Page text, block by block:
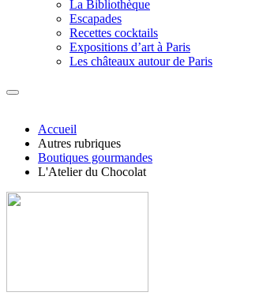
La Bibliothèque
Escapades
Recettes cocktails
Expositions d’art à Paris
Les châteaux autour de Paris
Accueil
Autres rubriques
Boutiques gourmandes
L'Atelier du Chocolat